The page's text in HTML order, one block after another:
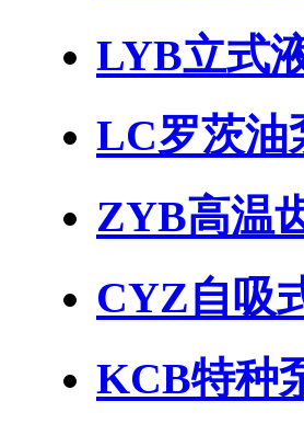
LYB立式
LC罗茨油
ZYB高温
CYZ自吸
KCB特种